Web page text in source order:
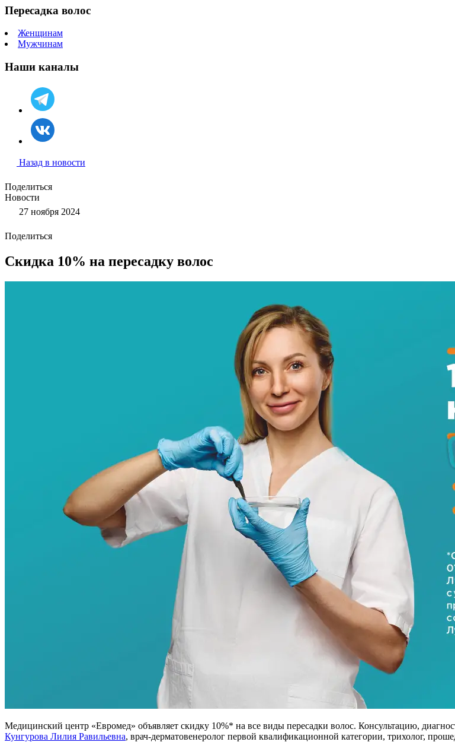
Пересадка волос
Женщинам
Мужчинам
Наши каналы
Назад в новости
Поделиться
Новости
27 ноября 2024
Поделиться
Скидка 10% на пересадку волос
Медицинский центр «Евромед» объявляет скидку 10%* на все виды пересадки волос. Консультацию,
Кунгурова Лилия Равильевна, врач-дерматовенеролог первой квалификационной категории, трихолог,